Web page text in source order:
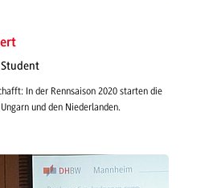
In der Rennsaison 2020 starten die
und den Niederlanden.